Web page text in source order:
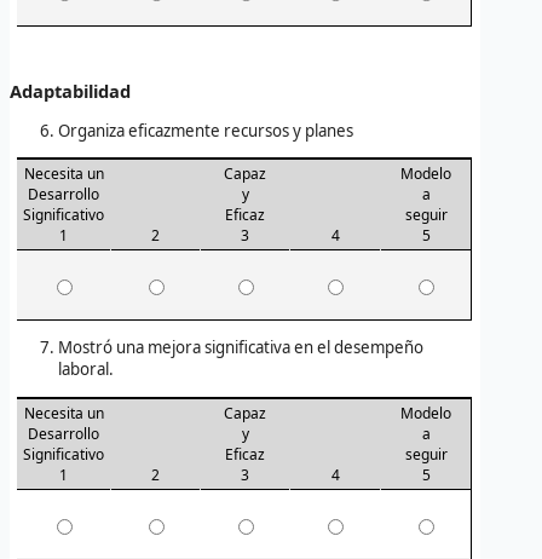
Adaptabilidad
Organiza eficazmente recursos y planes
Necesita un
Desarrollo
Significativo
1
2
Capaz
y
Eficaz
3
4
Modelo
a
seguir
5
Mostró una mejora significativa en el desempeño
laboral.
Necesita un
Desarrollo
Significativo
1
2
Capaz
y
Eficaz
3
4
Modelo
a
seguir
5